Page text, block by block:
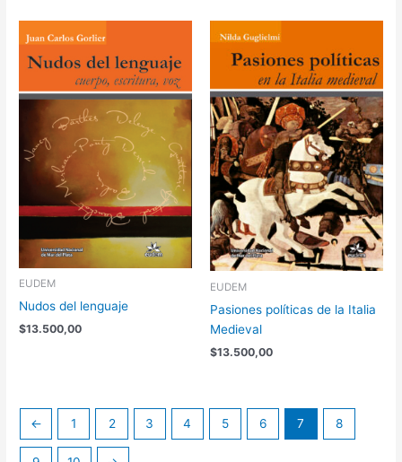
EUDEM
Nudos del lenguaje
$13.500,00
EUDEM
Pasiones políticas de la Italia
Medieval
$13.500,00
← 1 2 3 4 5 6 7 8